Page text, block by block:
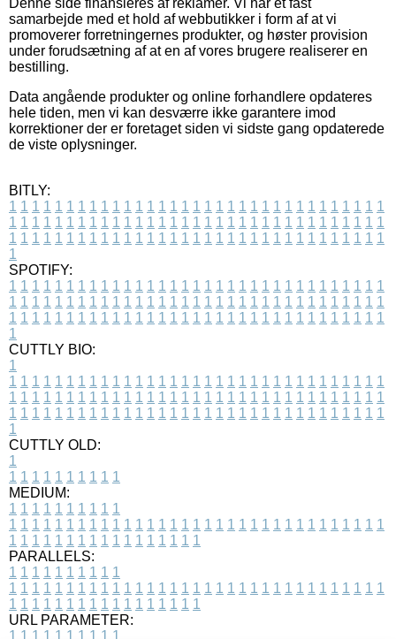
samarbejde med et hold af webbutikker i form af at vi
promoverer forretningernes produkter, og høster provision
under forudsætning af at en af vores brugere realiserer en
bestilling.
Data angående produkter og online forhandlere opdateres
hele tiden, men vi kan desværre ikke garantere imod
korrektioner der er foretaget siden vi sidste gang opdaterede
de viste oplysninger.
BITLY:
1 1 1 1 1 1 1 1 1 1 1 1 1 1 1 1 1 1 1 1 1 1 1 1 1 1 1 1 1 1 1 1 1
1 1 1 1 1 1 1 1 1 1 1 1 1 1 1 1 1 1 1 1 1 1 1 1 1 1 1 1 1 1 1 1 1
1 1 1 1 1 1 1 1 1 1 1 1 1 1 1 1 1 1 1 1 1 1 1 1 1 1 1 1 1 1 1 1 1
1
SPOTIFY:
1 1 1 1 1 1 1 1 1 1 1 1 1 1 1 1 1 1 1 1 1 1 1 1 1 1 1 1 1 1 1 1 1
1 1 1 1 1 1 1 1 1 1 1 1 1 1 1 1 1 1 1 1 1 1 1 1 1 1 1 1 1 1 1 1 1
1 1 1 1 1 1 1 1 1 1 1 1 1 1 1 1 1 1 1 1 1 1 1 1 1 1 1 1 1 1 1 1 1
1
CUTTLY BIO:
1
1 1 1 1 1 1 1 1 1 1 1 1 1 1 1 1 1 1 1 1 1 1 1 1 1 1 1 1 1 1 1 1 1
1 1 1 1 1 1 1 1 1 1 1 1 1 1 1 1 1 1 1 1 1 1 1 1 1 1 1 1 1 1 1 1 1
1 1 1 1 1 1 1 1 1 1 1 1 1 1 1 1 1 1 1 1 1 1 1 1 1 1 1 1 1 1 1 1 1
1
CUTTLY OLD:
1
1 1 1 1 1 1 1 1 1 1
MEDIUM:
1 1 1 1 1 1 1 1 1 1
1 1 1 1 1 1 1 1 1 1 1 1 1 1 1 1 1 1 1 1 1 1 1 1 1 1 1 1 1 1 1 1 1
1 1 1 1 1 1 1 1 1 1 1 1 1 1 1 1 1
PARALLELS:
1 1 1 1 1 1 1 1 1 1
1 1 1 1 1 1 1 1 1 1 1 1 1 1 1 1 1 1 1 1 1 1 1 1 1 1 1 1 1 1 1 1 1
1 1 1 1 1 1 1 1 1 1 1 1 1 1 1 1 1
URL PARAMETER:
1 1 1 1 1 1 1 1 1 1